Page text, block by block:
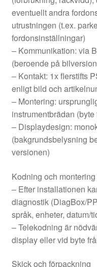
eventuellt andra
utrustningen (t.ex.
fordonsinställningar)
– Kommunikation: via
(beroende på
– Kontakt: 1x flerstifts
enligt bild och
– Montering:
instrumentbrädan (byte
– Displaydesign:
(bakgrundsbelysning
versionen)
Kodning och montering
– Efter installationen
diagnostik (DiagBox/
språk, enheter, datum/
– Telekodning är
display eller vid byte
Skick och förpackning